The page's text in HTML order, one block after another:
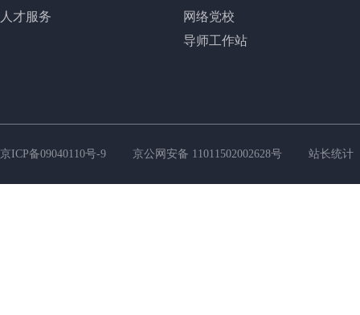
人才服务
网络党校
导师工作站
京ICP备09040110号-9 京公网安备 11011502002628号 站长统计